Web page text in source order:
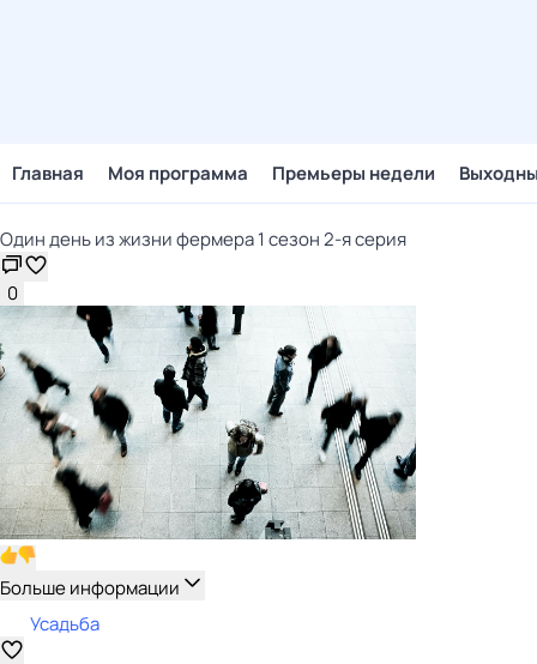
Главная Моя программа Премьеры недели
Один день из жизни фермера 1 сезон 2-я серия
0
Больше информации
Усадьба